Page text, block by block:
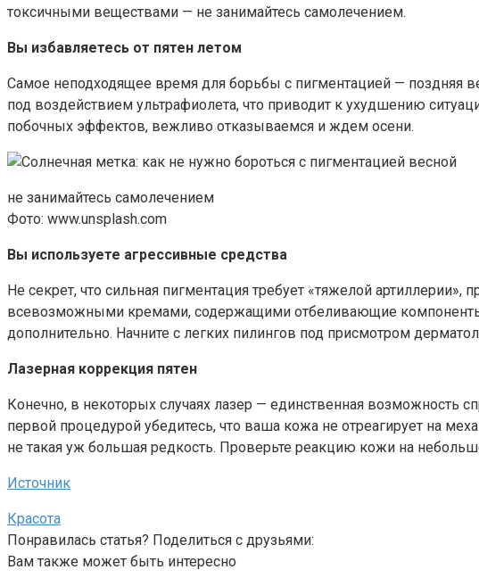
токсичными веществами — не занимайтесь самолечением.
Вы избавляетесь от пятен летом
Самое неподходящее время для борьбы с пигментацией — поздняя
под воздействием ультрафиолета, что приводит к ухудшению
побочных эффектов, вежливо отказываемся и ждем осени.
не занимайтесь самолечением
Фото: www.unsplash.com
Вы используете агрессивные средства
Не секрет, что сильная пигментация требует «тяжелой
всевозможными кремами, содержащими отбеливающие
дополнительно. Начните с легких пилингов под присмотром
Лазерная коррекция пятен
Конечно, в некоторых случаях лазер — единственная
первой процедурой убедитесь, что ваша кожа не отреагирует на
не такая уж большая редкость. Проверьте реакцию кожи на
Источник
Красота
Понравилась статья? Поделиться с друзьями:
Вам также может быть интересно